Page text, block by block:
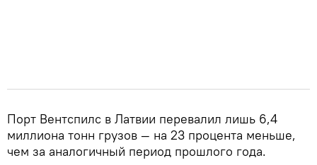
Порт Вентспилс в Латвии перевалил лишь 6,4
миллиона тонн грузов — на 23 процента меньше,
чем за аналогичный период прошлого года.